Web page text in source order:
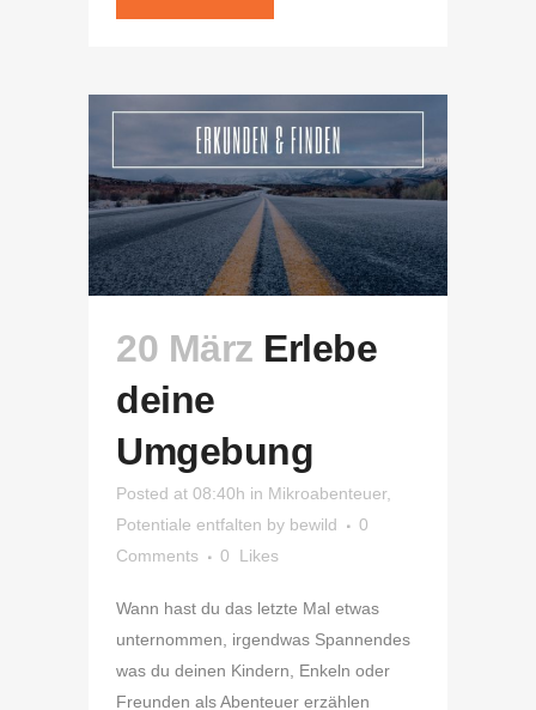
20 März Erlebe
deine
Umgebung
Posted at 08:40h in Mikroabenteuer,
Potentiale entfalten by bewild
0
Comments
0 Likes
Wann hast du das letzte Mal etwas
unternommen, irgendwas Spannendes
was du deinen Kindern, Enkeln oder
Freunden als Abenteuer erzählen